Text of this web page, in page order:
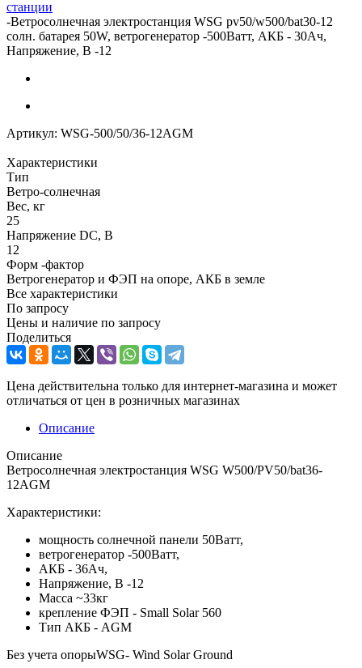
станции
-Ветросолнечная электростанция WSG pv50/w500/bat30-12
солн. батарея 50W, ветрогенератор -500Ватт, АКБ - 30Ач,
Напряжение, В -12
Артикул: WSG-500/50/36-12AGM
Характеристики
Тип
Ветро-солнечная
Вес, кг
25
Напряжение DC, В
12
Форм -фактор
Ветрогенератор и ФЭП на опоре, АКБ в земле
Все характеристики
По запросу
Цены и наличие по запросу
Поделиться
Цена действительна только для интернет-магазина и может
отличаться от цен в розничных магазинах
Описание
Описание
Ветросолнечная электростанция WSG W500/PV50/bat36-
12AGM
Характеристики:
мощность солнечной панели 50Ватт,
ветрогенератор -500Ватт,
АКБ - 36Ач,
Напряжение, В -12
Масса ~33кг
крепление ФЭП - Small Solar 560
Тип АКБ - AGM
Без учета опорыWSG- Wind Solar Ground